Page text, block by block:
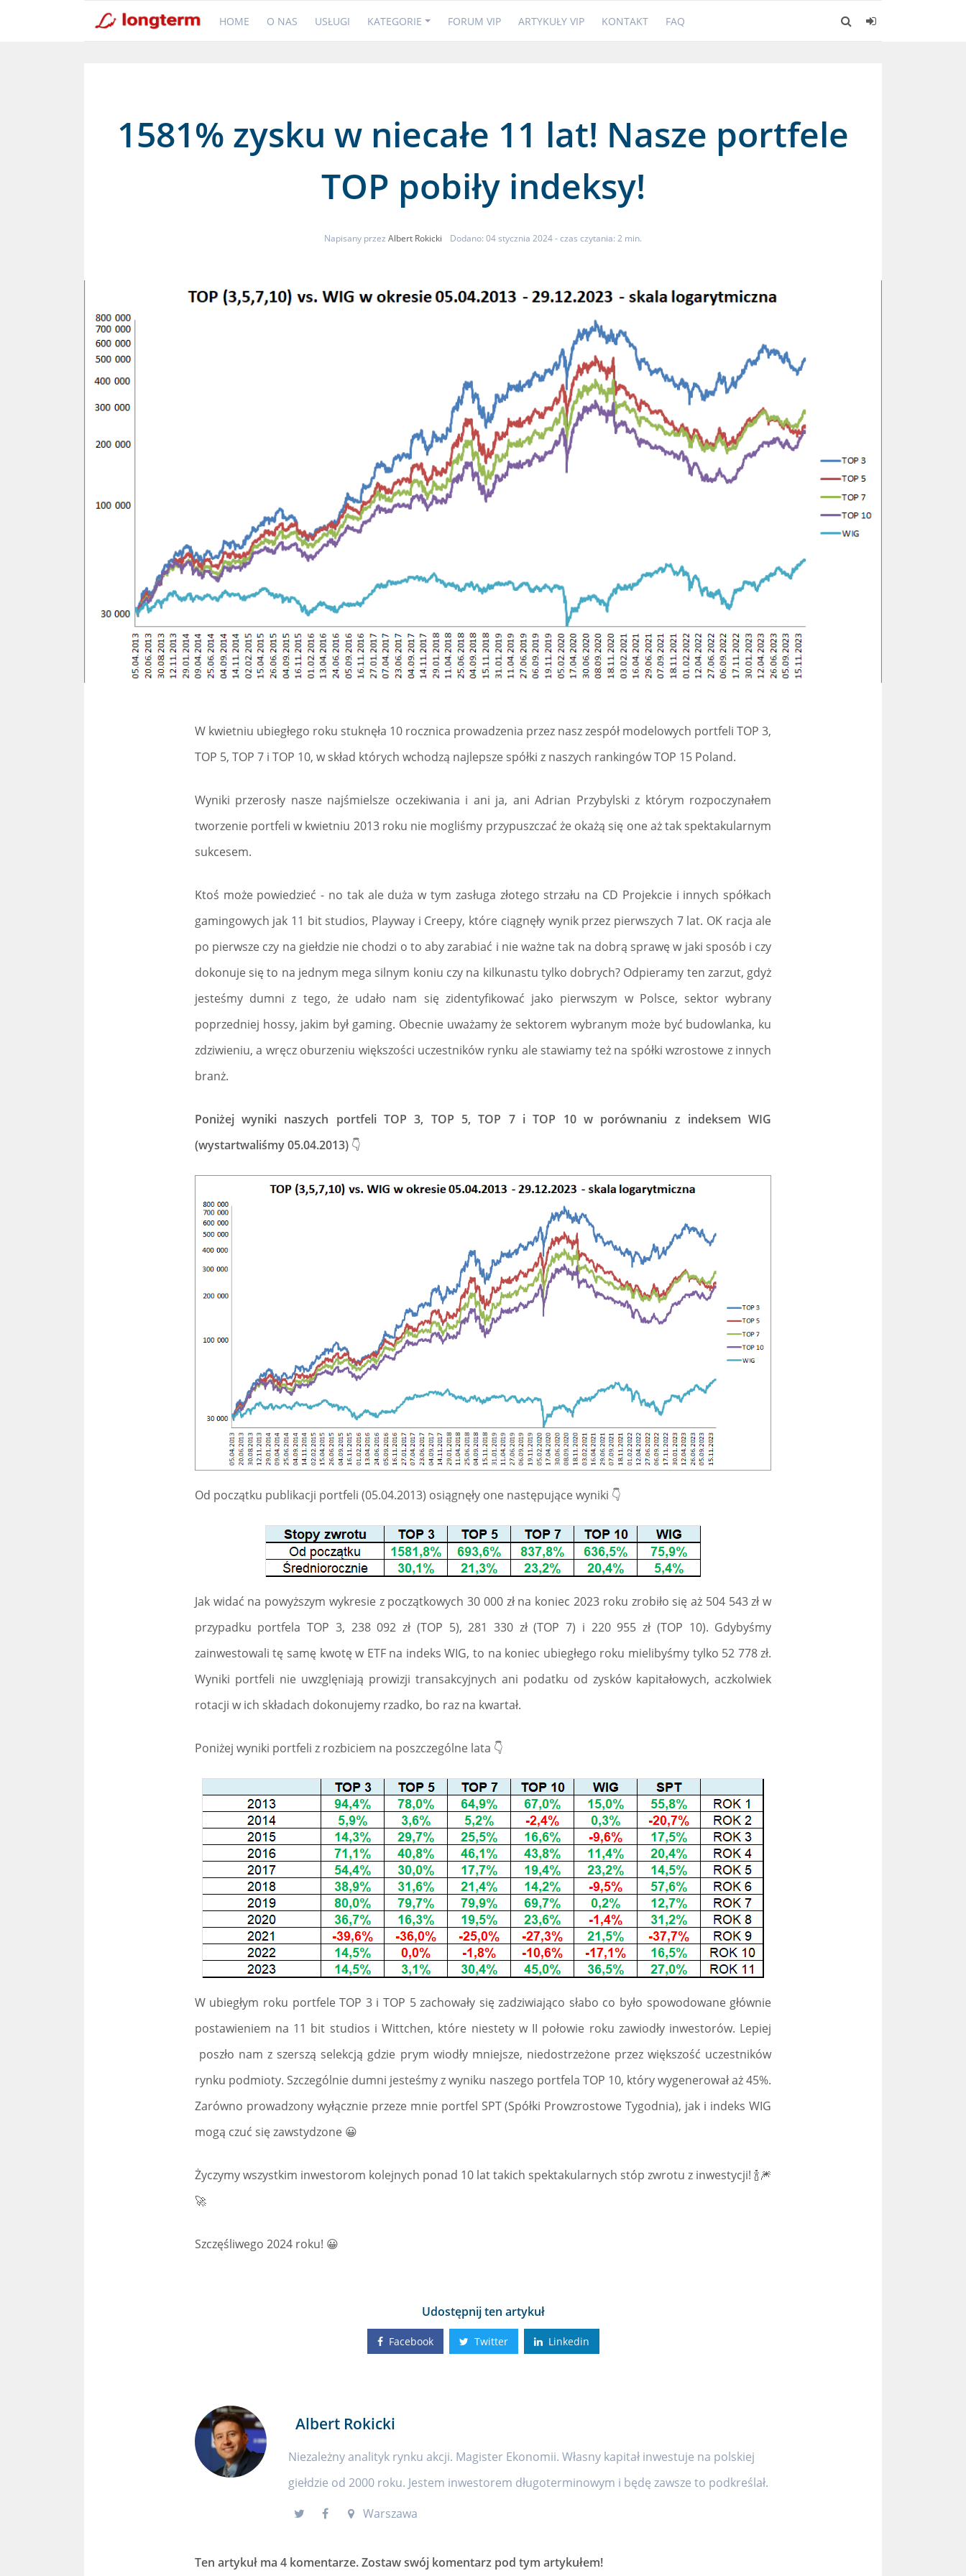
HOME O NAS USŁUGI KATEGORIE FORUM VIP ARTYKUŁY VIP KONTAKT FAQ
1581% zysku w niecałe 11 lat! Nasze portfele
TOP pobiły indeksy!
Napisany przez Albert Rokicki Dodano: 04 stycznia 2024- czas czytania: 2 min.
W kwietniu ubiegłego roku stuknęła 10 rocznica prowadzenia przez nasz zespół modelowych portfeli TOP 3,
TOP 5, TOP 7 i TOP 10, w skład których wchodzą najlepsze spółki z naszych rankingów TOP 15 Poland.
Wyniki przerosły nasze najśmielsze oczekiwania i ani ja, ani Adrian Przybylski z którym rozpoczynałem
tworzenie portfeli w kwietniu 2013 roku nie mogliśmy przypuszczać że okażą się one aż tak spektakularnym
sukcesem.
Ktoś może powiedzieć - no tak ale duża w tym zasługa złotego strzału na CD Projekcie i innych spółkach
gamingowych jak 11 bit studios, Playway i Creepy, które ciągnęły wynik przez pierwszych 7 lat. OK racja ale
po pierwsze czy na giełdzie nie chodzi o to aby zarabiać i nie ważne tak na dobrą sprawę w jaki sposób i czy
dokonuje się to na jednym mega silnym koniu czy na kilkunastu tylko dobrych? Odpieramy ten zarzut, gdyż
jesteśmy dumni z tego, że udało nam się zidentyfikować jako pierwszym w Polsce, sektor wybrany
poprzedniej hossy, jakim był gaming. Obecnie uważamy że sektorem wybranym może być budowlanka, ku
zdziwieniu, a wręcz oburzeniu większości uczestników rynku ale stawiamy też na spółki wzrostowe z innych
branż.
Poniżej wyniki naszych portfeli TOP 3, TOP 5, TOP 7 i TOP 10 w porównaniu z indeksem WIG
(wystartwaliśmy 05.04.2013) 👇
Od początku publikacji portfeli (05.04.2013) osiągnęły one następujące wyniki 👇
Jak widać na powyższym wykresie z początkowych 30 000 zł na koniec 2023 roku zrobiło się aż 504 543 zł w
przypadku portfela TOP 3, 238 092 zł (TOP 5), 281 330 zł (TOP 7) i 220 955 zł (TOP 10). Gdybyśmy
zainwestowali tę samę kwotę w ETF na indeks WIG, to na koniec ubiegłego roku mielibyśmy tylko 52 778 zł.
Wyniki portfeli nie uwzglęniają prowizji transakcyjnych ani podatku od zysków kapitałowych, aczkolwiek
rotacji w ich składach dokonujemy rzadko, bo raz na kwartał.
Poniżej wyniki portfeli z rozbiciem na poszczególne lata 👇
W ubiegłym roku portfele TOP 3 i TOP 5 zachowały się zadziwiająco słabo co było spowodowane głównie
postawieniem na 11 bit studios i Wittchen, które niestety w II połowie roku zawiodły inwestorów. Lepiej
poszło nam z szerszą selekcją gdzie prym wiodły mniejsze, niedostrzeżone przez większość uczestników
rynku podmioty. Szczególnie dumni jesteśmy z wyniku naszego portfela TOP 10, który wygenerował aż 45%.
Zarówno prowadzony wyłącznie przeze mnie portfel SPT (Spółki Prowzrostowe Tygodnia), jak i indeks WIG
mogą czuć się zawstydzone 😀
Życzymy wszystkim inwestorom kolejnych ponad 10 lat takich spektakularnych stóp zwrotu z inwestycji! 🍾🎆
🚀
Szczęśliwego 2024 roku! 😀
Udostępnij ten artykuł
Facebook Twitter Linkedin
Albert Rokicki
Niezależny analityk rynku akcji. Magister Ekonomii. Własny kapitał inwestuje na polskiej
giełdzie od 2000 roku. Jestem inwestorem długoterminowym i będę zawsze to podkreślał.
Warszawa
Ten artykuł ma 4 komentarze. Zostaw swój komentarz pod tym artykułem!